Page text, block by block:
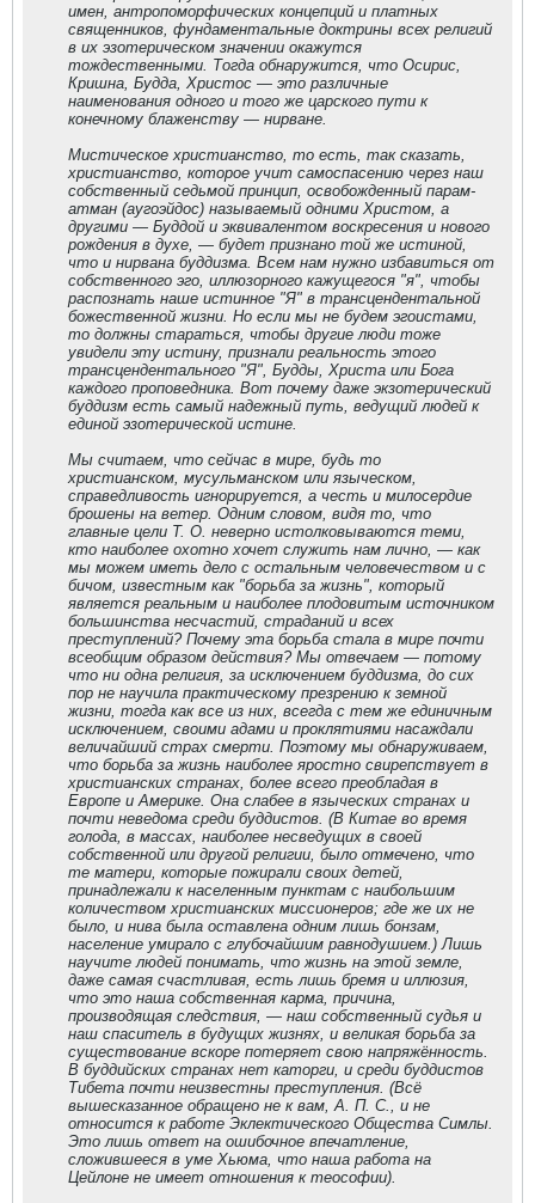
имен, антропоморфических концепций и платных
священников, фундаментальные доктрины всех религий
в их эзотерическом значении окажутся
тождественными. Тогда обнаружится, что Осирис,
Кришна, Будда, Христос — это различные
наименования одного и того же царского пути к
конечному блаженству — нирване.
Мистическое христианство, то есть, так сказать,
христианство, которое учит самоспасению через наш
собственный седьмой принцип, освобожденный парам-
атман (аугоэйдос) называемый одними Христом, а
другими — Буддой и эквивалентом воскресения и нового
рождения в духе, — будет признано той же истиной,
что и нирвана буддизма. Всем нам нужно избавиться от
собственного эго, иллюзорного кажущегося "я", чтобы
распознать наше истинное "Я" в трансцендентальной
божественной жизни. Но если мы не будем эгоистами,
то должны стараться, чтобы другие люди тоже
увидели эту истину, признали реальность этого
трансцендентального "Я", Будды, Христа или Бога
каждого проповедника. Вот почему даже экзотерический
буддизм есть самый надежный путь, ведущий людей к
единой эзотерической истине.
Мы считаем, что сейчас в мире, будь то
христианском, мусульманском или языческом,
справедливость игнорируется, а честь и милосердие
брошены на ветер. Одним словом, видя то, что
главные цели Т. О. неверно истолковываются теми,
кто наиболее охотно хочет служить нам лично, — как
мы можем иметь дело с остальным человечеством и с
бичом, известным как "борьба за жизнь", который
является реальным и наиболее плодовитым источником
большинства несчастий, страданий и всех
преступлений? Почему эта борьба стала в мире почти
всеобщим образом действия? Мы отвечаем — потому
что ни одна религия, за исключением буддизма, до сих
пор не научила практическому презрению к земной
жизни, тогда как все из них, всегда с тем же единичным
исключением, своими адами и проклятиями насаждали
величайший страх смерти. Поэтому мы обнаруживаем,
что борьба за жизнь наиболее яростно свирепствует в
христианских странах, более всего преобладая в
Европе и Америке. Она слабее в языческих странах и
почти неведома среди буддистов. (В Китае во время
голода, в массах, наиболее несведущих в своей
собственной или другой религии, было отмечено, что
те матери, которые пожирали своих детей,
принадлежали к населенным пунктам с наибольшим
количеством христианских миссионеров; где же их не
было, и нива была оставлена одним лишь бонзам,
население умирало с глубочайшим равнодушием.) Лишь
научите людей понимать, что жизнь на этой земле,
даже самая счастливая, есть лишь бремя и иллюзия,
что это наша собственная карма, причина,
производящая следствия, — наш собственный судья и
наш спаситель в будущих жизнях, и великая борьба за
существование вскоре потеряет свою напряжённость.
В буддийских странах нет каторги, и среди буддистов
Тибета почти неизвестны преступления. (Всё
вышесказанное обращено не к вам, А. П. С., и не
относится к работе Эклектического Общества Симлы.
Это лишь ответ на ошибочное впечатление,
сложившееся в уме Хьюма, что наша работа на
Цейлоне не имеет отношения к теософии).